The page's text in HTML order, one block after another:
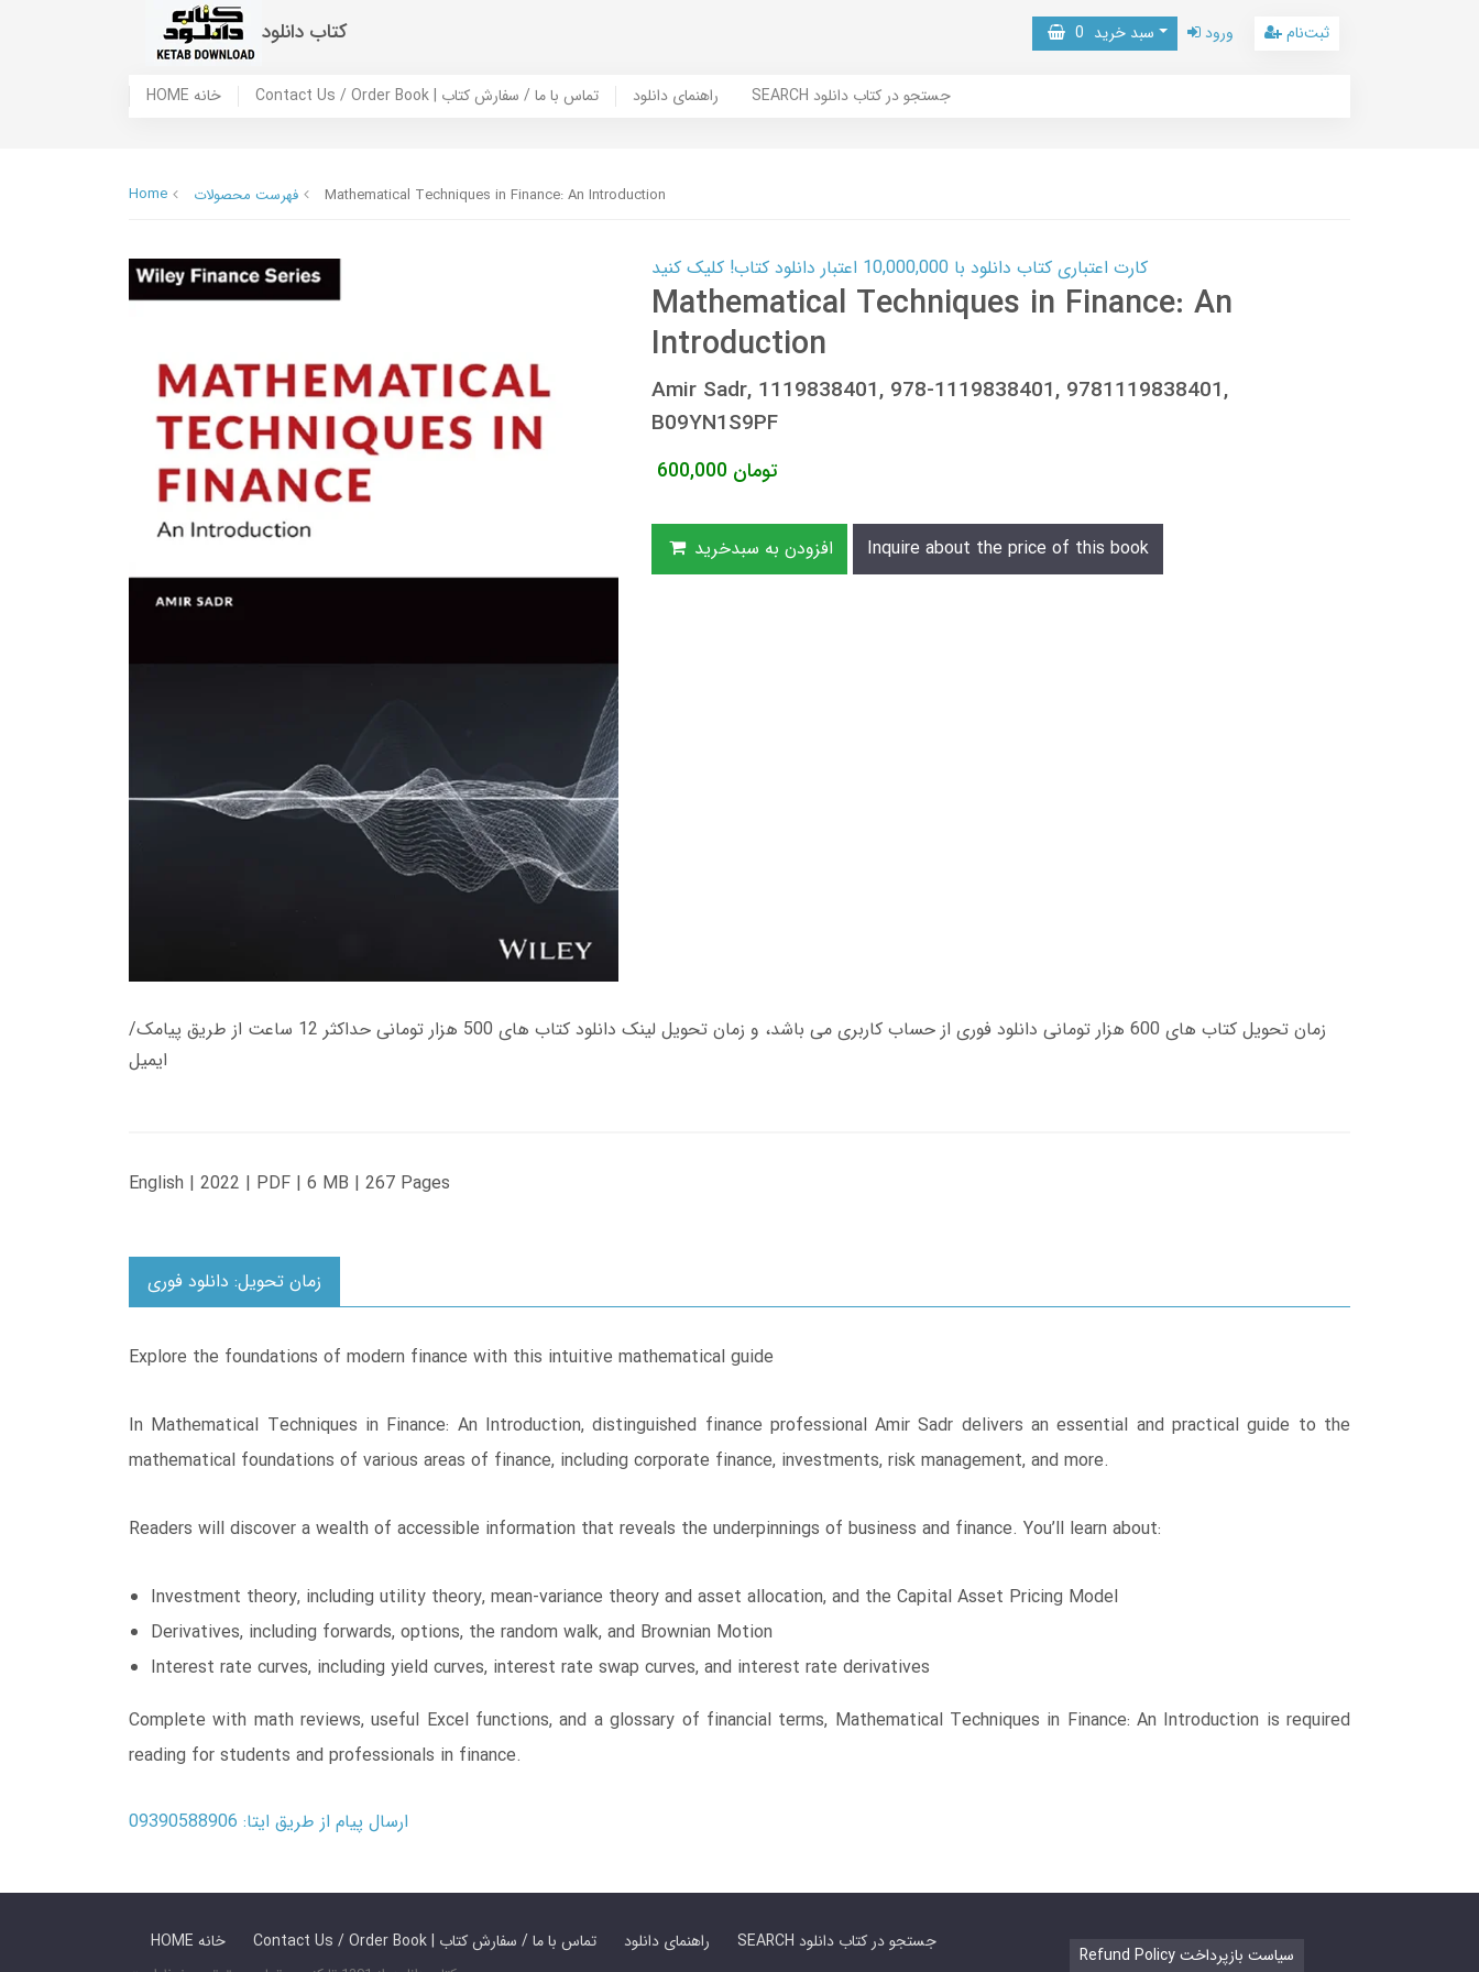
کتاب دانلود سبد خرید 0 ورود ثبت‌نام
HOME خانه Contact Us / Order Book | تماس با ما / سفارش کتاب راهنمای دانلود SEARCH جستجو در کتاب دانلود
Home فهرست محصولات Mathematical Techniques in Finance: An Introduction
کارت اعتباری کتاب دانلود با 10,000,000 اعتبار دانلود کتاب! کلیک کنید
Mathematical Techniques in Finance: An
Introduction
Amir Sadr, 1119838401, 978-1119838401, 9781119838401,
B09YN1S9PF
600,000 تومان
افزودن به سبدخرید Inquire about the price of this book
زمان تحویل کتاب های 600 هزار تومانی دانلود فوری از حساب کاربری می باشد، و زمان تحویل لینک دانلود کتاب های 500 هزار تومانی حداکثر 12 ساعت از طریق پیامک/
ایمیل
English | 2022 | PDF | 6 MB | 267 Pages
زمان تحویل: دانلود فوری
Explore the foundations of modern finance with this intuitive mathematical guide
In Mathematical Techniques in Finance: An Introduction, distinguished finance professional Amir Sadr delivers an essential and practical guide to the
mathematical foundations of various areas of finance, including corporate finance, investments, risk management, and more.
Readers will discover a wealth of accessible information that reveals the underpinnings of business and finance. You’ll learn about:
Investment theory, including utility theory, mean-variance theory and asset allocation, and the Capital Asset Pricing Model
Derivatives, including forwards, options, the random walk, and Brownian Motion
Interest rate curves, including yield curves, interest rate swap curves, and interest rate derivatives
Complete with math reviews, useful Excel functions, and a glossary of financial terms, Mathematical Techniques in Finance: An Introduction is required
reading for students and professionals in finance.
ارسال پیام از طریق ایتا: 09390588906
HOME خانه Contact Us / Order Book | تماس با ما / سفارش کتاب راهنمای دانلود SEARCH جستجو در کتاب دانلود
Refund Policy سیاست بازپرداخت